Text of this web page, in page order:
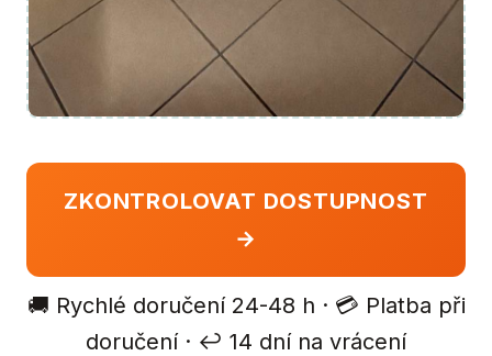
ZKONTROLOVAT DOSTUPNOST
→
🚚 Rychlé doručení 24-48 h · 💳 Platba při
doručení · ↩️ 14 dní na vrácení